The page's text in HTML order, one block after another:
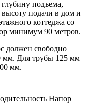
подъема,
подачи в дом и
коттеджа со
минимум 90 метров.
должен свободно
мм. Для трубы 125 мм
мм.
Напор